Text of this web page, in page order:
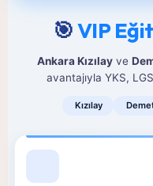
🎯VIP
Ankara Kızılay ve
avantajıyla YKS,
Kızılay